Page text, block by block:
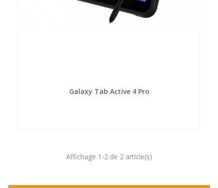
Galaxy Tab Active 4 Pro
Affichage 1-2 de 2 article(s)